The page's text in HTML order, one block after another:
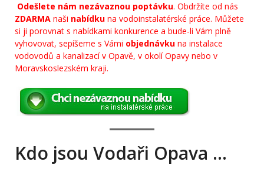
Odešlete nám nezávaznou poptávku. Obdržíte od nás
ZDARMA naši nabídku na vodoinstalatérské práce. Můžete
si ji porovnat s nabídkami konkurence a bude-li Vám plně
vyhovovat, sepíšeme s Vámi objednávku na instalace
vodovodů a kanalizací v Opavě, v okolí Opavy nebo v
Moravskoslezském kraji.
Kdo jsou Vodaři Opava …